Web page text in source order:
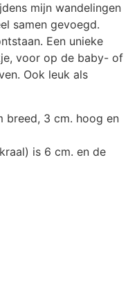
mijn wandelingen
samen gevoegd.
Een unieke
voor op de baby- of
Ook leuk als
breed, 3 cm. hoog en
is 6 cm. en de